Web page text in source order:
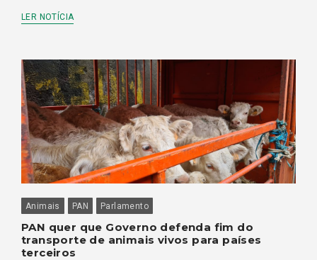
LER NOTÍCIA
Animais PAN Parlamento
PAN quer que Governo defenda fim do
transporte de animais vivos para países
terceiros